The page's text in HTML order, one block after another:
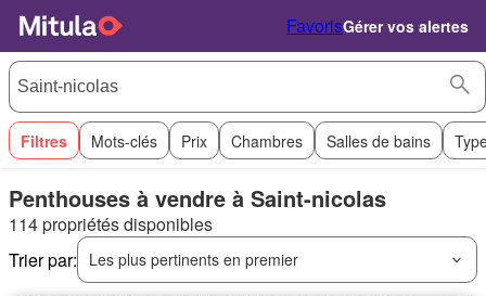
FavorisGérer vos alertes
Filtres Mots-clés Prix Chambres Salles de bains
Penthouses à vendre à Saint-nicolas
114 propriétés disponibles
Trier par:
Les plus pertinents en premier